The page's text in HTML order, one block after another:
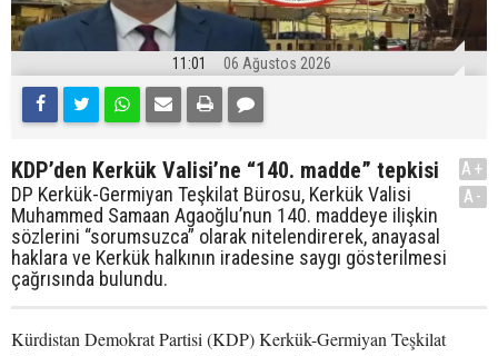
11:01 06 Ağustos 2026
KDP’den Kerkük Valisi’ne “140. madde” tepkisi
DP Kerkük-Germiyan Teşkilat Bürosu, Kerkük Valisi
Muhammed Samaan Agaoğlu’nun 140. maddeye ilişkin
sözlerini “sorumsuzca” olarak nitelendirerek, anayasal
haklara ve Kerkük halkının iradesine saygı gösterilmesi
çağrısında bulundu.
A+
A-
Kürdistan Demokrat Partisi (KDP) Kerkük-Germiyan Teşkilat